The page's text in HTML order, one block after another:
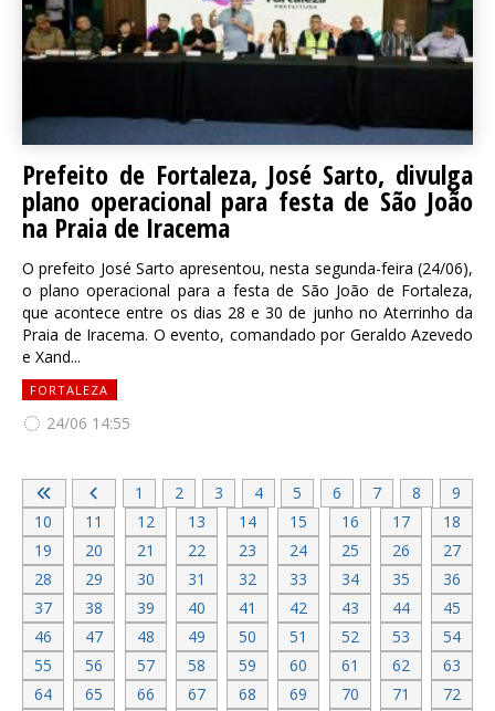
Prefeito de Fortaleza, José Sarto, divulga
plano operacional para festa de São João
na Praia de Iracema
O prefeito José Sarto apresentou, nesta segunda-feira (24/06),
o plano operacional para a festa de São João de Fortaleza,
que acontece entre os dias 28 e 30 de junho no Aterrinho da
Praia de Iracema. O evento, comandado por Geraldo Azevedo
e Xand...
FORTALEZA
24/06 14:55
1 2 3 4 5 6 7 8
9
10
11 12 13 14 15 16 17
18
19
20 21 22 23 24 25 26
27
28
29 30 31 32 33 34 35
36
37
38 39 40 41 42 43 44
45
46
47 48 49 50 51 52 53
54
55
56 57 58 59 60 61 62
63
64
65 66 67 68 69 70 71
72